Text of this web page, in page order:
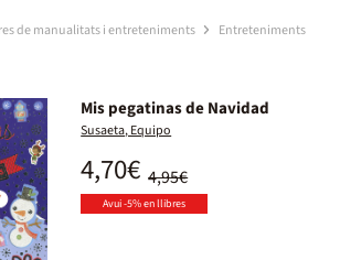
de manualitats i entreteniments Entreteniments
Mis pegatinas de Navidad
Susaeta, Equipo
4,95€
4,70€
Avui -5% en llibres